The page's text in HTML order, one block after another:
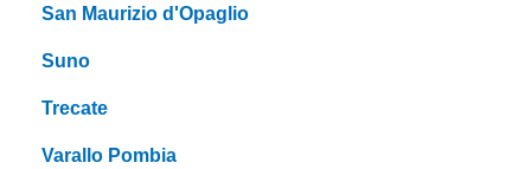
San Maurizio d'Opaglio
Suno
Trecate
Varallo Pombia